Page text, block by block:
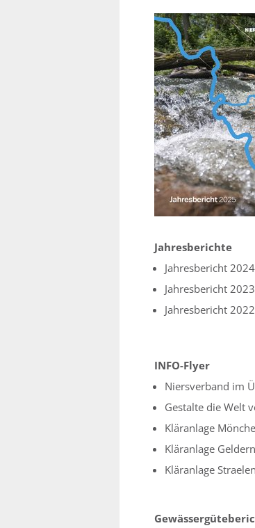
Jahresberichte
Jahresbericht
Jahresbericht
Jahresbericht
INFO-Flyer
Niersverband im
Gestalte die Welt
Kläranlage
Kläranlage
Kläranlage